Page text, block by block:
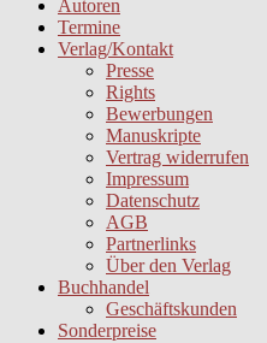
Autoren
Termine
Verlag/Kontakt
Presse
Rights
Bewerbungen
Manuskripte
Vertrag widerrufen
Impressum
Datenschutz
AGB
Partnerlinks
Über den Verlag
Buchhandel
Geschäftskunden
Sonderpreise